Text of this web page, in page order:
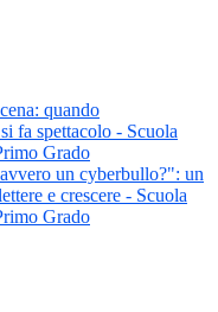
quando
fa spettacolo - Scuola
Grado
un cyberbullo?": un
e crescere - Scuola
Grado